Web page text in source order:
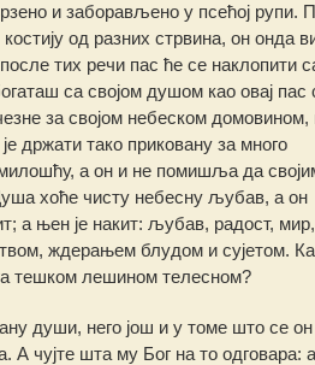
и заборављено у псећој рупи.
од разних стрвина, он онда
тих речи пас ће се наклопити
са својом душом као овај пас
за својом небеском домовином,
држати тако приковану за много
а он и не помишља да
хоће чисту небесну љубав, а он
а њен је накит: љубав, радост, мир,
ждерањем блудом и сујетом.
тешком лешином телесном?
души, него још и у томе што се он
А чујте шта му Бог на то одговара: а